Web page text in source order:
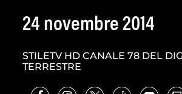
24 novembre 2014
STILETV HD CANALE 78 DEL
TERRESTRE